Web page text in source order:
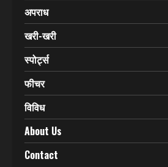
अपराध
खरी-खरी
स्पोर्ट्स
फीचर
विविध
About Us
Contact